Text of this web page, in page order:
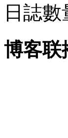
日誌數
博客联